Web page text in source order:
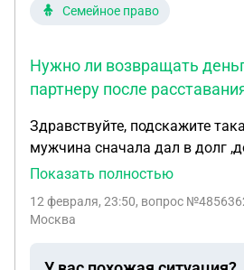
Семейное право
Нужно ли возвращать
партнеру после
Здравствуйте, подскажите
мужчина сначала дал в долг
отдавать как смогу,потом
девушка,только как
Показать полностью
12 февраля, 23:50, вопрос
Москва